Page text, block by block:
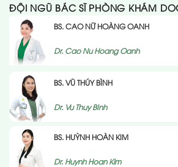
ĐỘI NGŨ BÁC SĨ PHÒNG KHÁM
BS. CAO NỮ HOÀNG OANH
Dr. Cao Nu Hoang Oanh
BS. VŨ THÚY BÌNH
Dr. Vu Thuy BInh
BS. HUỲNH HOÀN KIM
Dr. Huynh Hoan Kim